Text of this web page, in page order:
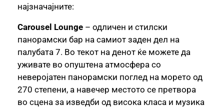
најзначајните:
Carousel Lounge – одличен и стилски
панорамски бар на самиот заден дел на
палубата 7. Во текот на денот ќе можете да
уживате во опуштена атмосфера со
неверојатен панорамски поглед на морето од
270 степени, а навечер местото се претвора
во сцена за изведби од висока класа и музика